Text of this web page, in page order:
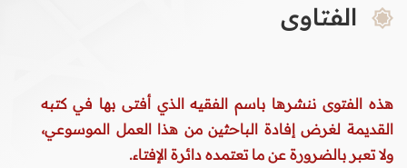
الفتاوى
هذه الفتوى ننشرها باسم الفقيه الذي أفتى بها في كتبه
القديمة لغرض إفادة الباحثين من هذا العمل الموسوعي،
ولا تعبر بالضرورة عن ما تعتمده دائرة الإفتاء.